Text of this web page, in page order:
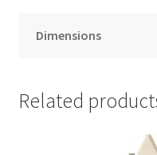
Dimensions
Related